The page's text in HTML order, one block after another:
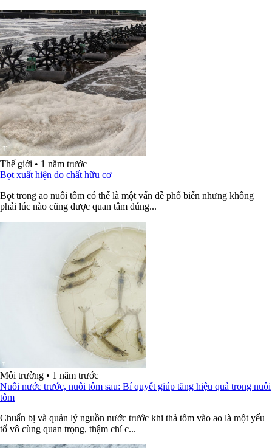
Thế giới • 1 năm trước
Bọt xuất hiện do chất hữu cơ
Bọt trong ao nuôi tôm có thể là một vấn đề phổ biến nhưng không
phải lúc nào cũng được quan tâm đúng...
Môi trường • 1 năm trước
Nuôi nước trước, nuôi tôm sau: Bí quyết giúp tăng hiệu quả trong nuôi
tôm
Chuẩn bị và quản lý nguồn nước trước khi thả tôm vào ao là một yếu
tố vô cùng quan trọng, thậm chí c...